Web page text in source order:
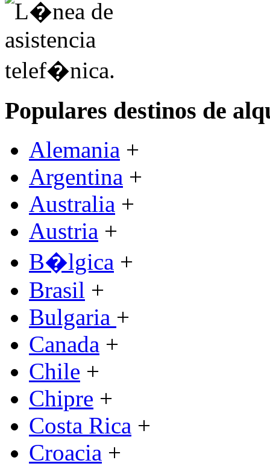
Populares destinos de
Alemania +
Argentina +
Australia +
Austria +
B�lgica +
Brasil +
Bulgaria +
Canada +
Chile +
Chipre +
Costa Rica +
Croacia +